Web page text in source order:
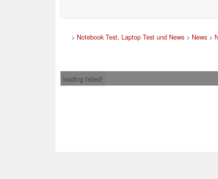
> Notebook Test, Laptop Test und News > News >
loading failed!